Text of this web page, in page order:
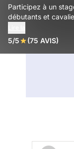
Participez à un
débutants et
5/5 (75 AVIS)